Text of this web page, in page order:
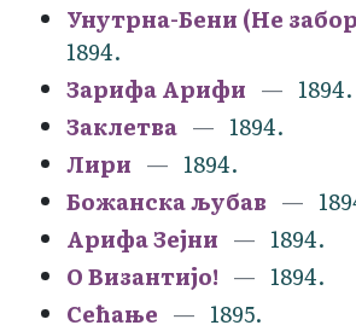
Унутрна-Бени (Не
1894.
Зарифа Арифи
1894.
Заклетва
1894.
Лири
1894.
Божанска љубав
Арифа Зејни
1894.
О Византијо!
1894.
Сећање
1895.